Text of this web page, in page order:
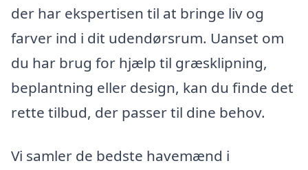
der har ekspertisen til at bringe liv og
farver ind i dit udendørsrum. Uanset om
du har brug for hjælp til græsklipning,
beplantning eller design, kan du finde det
rette tilbud, der passer til dine behov.
Vi samler de bedste havemænd i